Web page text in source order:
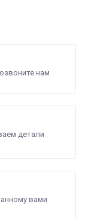
нам
детали
вами